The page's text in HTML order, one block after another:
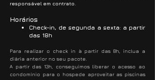
responsável em contrato.
Horários
Check-in, de segunda a sexta: a partir
das 18h
Para realizar o check in à partir das 8h, inclua a
diária anterior no seu pacote.
A partir das 13h, conseguimos liberar o acesso ao
condomínio para o hospede aproveitar as piscinas